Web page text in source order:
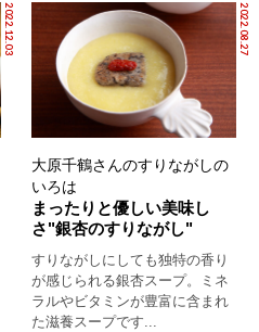
2022.12.03 2022.08.27
大原千鶴さんのすりながしの
いろは
まったりと優しい美味し
さ"銀杏のすりながし"
すりながしにしても独特の香り
が感じられる銀杏スープ。ミネ
ラルやビタミンが豊富に含まれ
た滋養スープです...